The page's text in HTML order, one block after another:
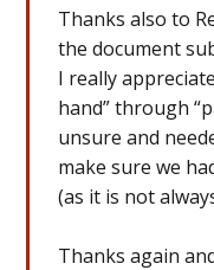
Thanks also to
the document
I really
hand” through
unsure and
make sure we
(as it is not
Thanks again